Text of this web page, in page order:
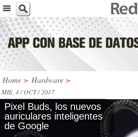
Home > Hardware >
MIE, 4 / OCT / 2017
Pixel Buds, los nuevos
auriculares inteligentes
de Google